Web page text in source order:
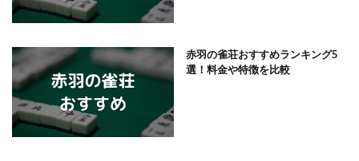
赤羽の雀荘おすすめランキング5
選！料金や特徴を比較